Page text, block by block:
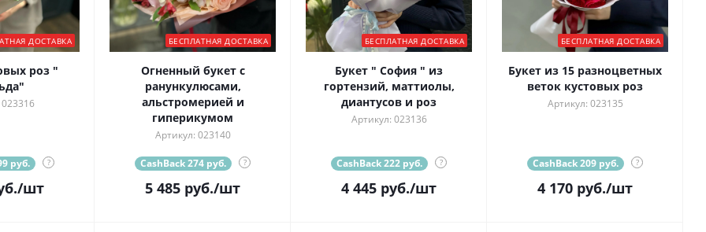
ДОСТАВКА
роз "
руб. ?
/шт
БЕСПЛАТНАЯ ДОСТАВКА
Огненный букет с
ранункулюсами,
альстромерией и
гиперикумом
Артикул: 023140
CashBack 274 руб. ?
5 485 руб./шт
БЕСПЛАТНАЯ ДОСТАВКА
Букет " София " из
гортензий, маттиолы,
диантусов и роз
Артикул: 023136
CashBack 222 руб. ?
4 445 руб./шт
БЕСПЛАТНАЯ ДОСТАВКА
Букет из 15 разноцветных
веток кустовых роз
Артикул: 023135
CashBack 209 руб. ?
4 170 руб./шт